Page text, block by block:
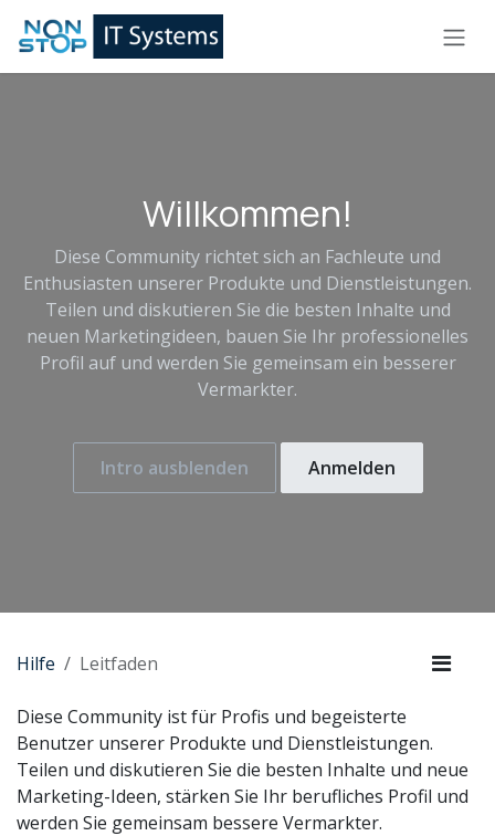
Zum Inhalt springen
Willkommen!
Diese Community richtet sich an Fachleute und
Enthusiasten unserer Produkte und Dienstleistungen.
Teilen und diskutieren Sie die besten Inhalte und
neuen Marketingideen, bauen Sie Ihr professionelles
Profil auf und werden Sie gemeinsam ein besserer
Vermarkter.
Intro ausblenden Anmelden
Hilfe Leitfaden
Diese Community ist für Profis und begeisterte
Benutzer unserer Produkte und Dienstleistungen.
Teilen und diskutieren Sie die besten Inhalte und neue
Marketing-Ideen, stärken Sie Ihr berufliches Profil und
werden Sie gemeinsam bessere Vermarkter.